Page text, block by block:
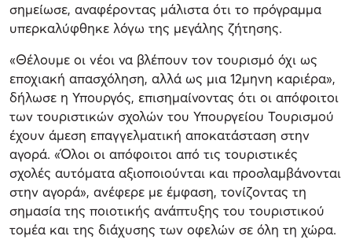
σημείωσε, αναφέροντας μάλιστα ότι το πρόγραμμα
υπερκαλύφθηκε λόγω της μεγάλης ζήτησης.
«Θέλουμε οι νέοι να βλέπουν τον τουρισμό όχι ως
εποχιακή απασχόληση, αλλά ως μια 12μηνη καριέρα»,
δήλωσε η Υπουργός, επισημαίνοντας ότι οι απόφοιτοι
των τουριστικών σχολών του Υπουργείου Τουρισμού
έχουν άμεση επαγγελματική αποκατάσταση στην
αγορά. «Όλοι οι απόφοιτοι από τις τουριστικές
σχολές αυτόματα αξιοποιούνται και προσλαμβάνονται
στην αγορά», ανέφερε με έμφαση, τονίζοντας τη
σημασία της ποιοτικής ανάπτυξης του τουριστικού
τομέα και της διάχυσης των οφελών σε όλη τη χώρα.